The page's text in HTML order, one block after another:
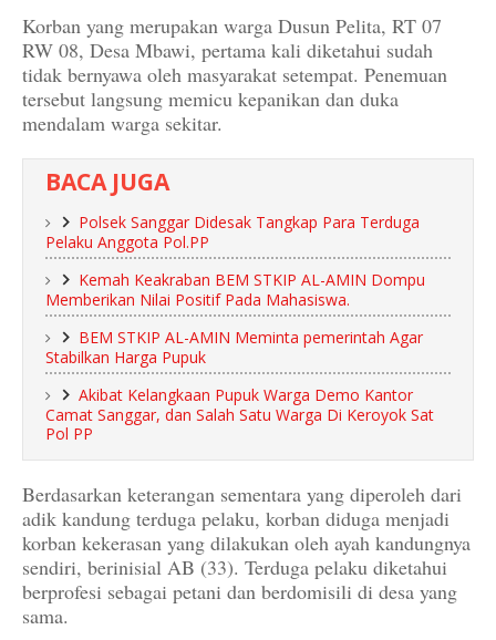
Korban yang merupakan warga Dusun Pelita, RT 07
RW 08, Desa Mbawi, pertama kali diketahui sudah
tidak bernyawa oleh masyarakat setempat. Penemuan
tersebut langsung memicu kepanikan dan duka
mendalam warga sekitar.
BACA JUGA
Polsek Sanggar Didesak Tangkap Para Terduga
Pelaku Anggota Pol.PP
Kemah Keakraban BEM STKIP AL-AMIN Dompu
Memberikan Nilai Positif Pada Mahasiswa.
BEM STKIP AL-AMIN Meminta pemerintah Agar
Stabilkan Harga Pupuk
Akibat Kelangkaan Pupuk Warga Demo Kantor
Camat Sanggar, dan Salah Satu Warga Di Keroyok Sat
Pol PP
Berdasarkan keterangan sementara yang diperoleh dari
adik kandung terduga pelaku, korban diduga menjadi
korban kekerasan yang dilakukan oleh ayah kandungnya
sendiri, berinisial AB (33). Terduga pelaku diketahui
berprofesi sebagai petani dan berdomisili di desa yang
sama.